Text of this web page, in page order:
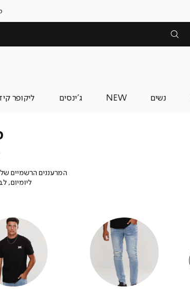
נשים NEW ג'ינסים ליקופר
המרעננים הרשמיים של
ליומיום,